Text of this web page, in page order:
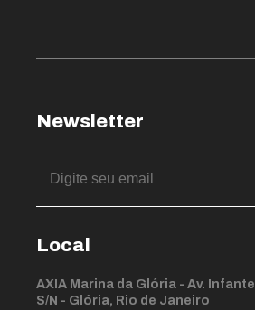
Newsletter
Local
AXIA Marina da Glória - Av.
S/N - Glória, Rio de Janeiro